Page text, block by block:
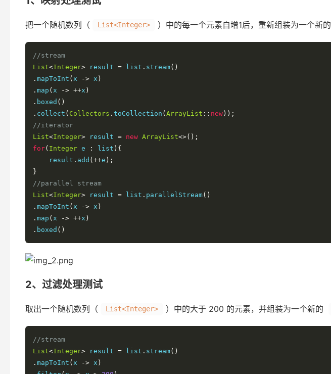
把一个随机数列（ List<Integer> ）中的每一个元素自增1后，重新组装为一个新的
//stream
List<Integer> result = list . stream()
. mapToInt ( x -> x )
. map ( x -> ++x )
. boxed ()
. collect ( Collectors . toCollection ( ArrayList :: new ));
//iterator
List<Integer> result = new ArrayList<>();
for( Integer e : list ){
    result
. add (++e );
}
//parallel stream
List<Integer> result = list . parallelStream()
. mapToInt ( x -> x )
. map ( x -> ++x )
. boxed ()
2、过滤处理测试
取出一个随机数列（ List<Integer> ）中的大于 200 的元素，并组装为一个新的
//stream
List<Integer> result = list . stream()
. mapToInt ( x -> x )